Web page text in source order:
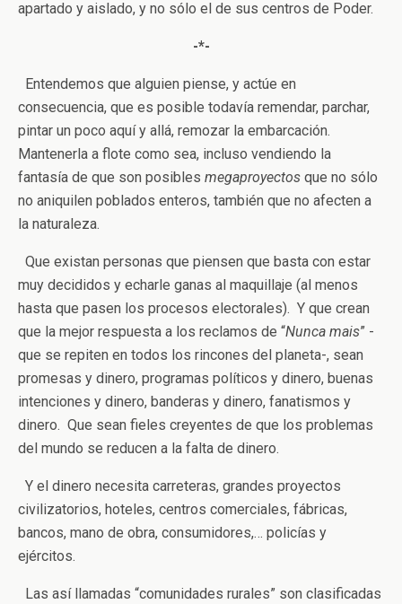
apartado y aislado, y no sólo el de sus centros de Poder.
-*-
Entendemos que alguien piense, y actúe en
consecuencia, que es posible todavía remendar, parchar,
pintar un poco aquí y allá, remozar la embarcación.
Mantenerla a flote como sea, incluso vendiendo la
fantasía de que son posibles megaproyectos que no sólo
no aniquilen poblados enteros, también que no afecten a
la naturaleza.
Que existan personas que piensen que basta con estar
muy decididos y echarle ganas al maquillaje (al menos
hasta que pasen los procesos electorales). Y que crean
que la mejor respuesta a los reclamos de “Nunca mais” -
que se repiten en todos los rincones del planeta-, sean
promesas y dinero, programas políticos y dinero, buenas
intenciones y dinero, banderas y dinero, fanatismos y
dinero. Que sean fieles creyentes de que los problemas
del mundo se reducen a la falta de dinero.
Y el dinero necesita carreteras, grandes proyectos
civilizatorios, hoteles, centros comerciales, fábricas,
bancos, mano de obra, consumidores,… policías y
ejércitos.
Las así llamadas “comunidades rurales” son clasificadas